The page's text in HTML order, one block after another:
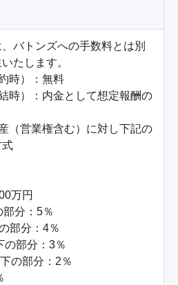
バトンズへの手数料とは別
たします。
時）：無料
時）：内金として想定報酬の
（営業権含む）に対し下記の
式
万円
分：5％
部分：4％
の部分：3％
の部分：2％